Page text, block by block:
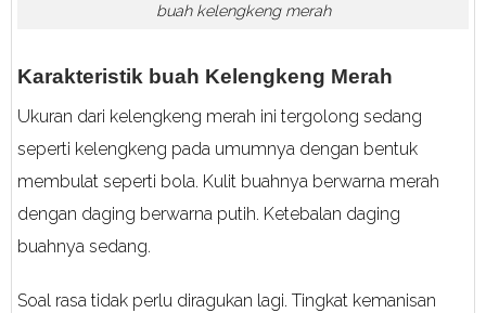
buah kelengkeng merah
Karakteristik buah Kelengkeng Merah
Ukuran dari kelengkeng merah ini tergolong sedang
seperti kelengkeng pada umumnya dengan bentuk
membulat seperti bola. Kulit buahnya berwarna merah
dengan daging berwarna putih. Ketebalan daging
buahnya sedang.
Soal rasa tidak perlu diragukan lagi. Tingkat kemanisan